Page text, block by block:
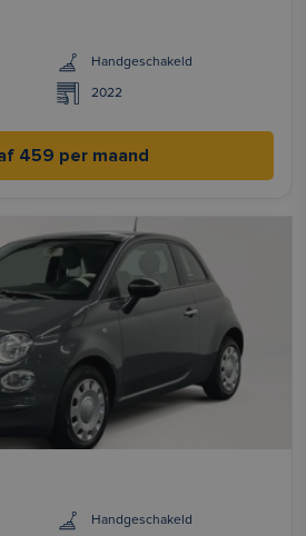
Handgeschakeld
2022
459 per maand
Handgeschakeld